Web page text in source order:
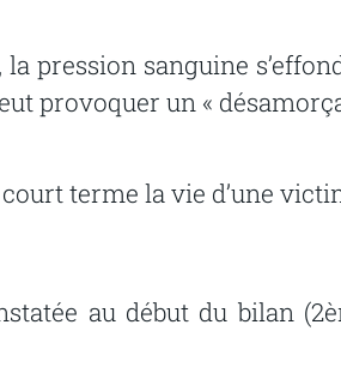
pression sanguine
provoquer un «
terme la vie d’une
au début du bilan